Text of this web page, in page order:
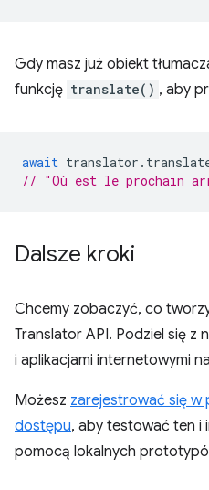
Gdy masz już obiekt
funkcję translate() , aby
await translator .
// "Où est le prochain
Dalsze kroki
Chcemy zobaczyć, co
Translator API. Podziel się z
i aplikacjami internetowymi na
Możesz zarejestrować się w
dostępu, aby testować ten i
pomocą lokalnych